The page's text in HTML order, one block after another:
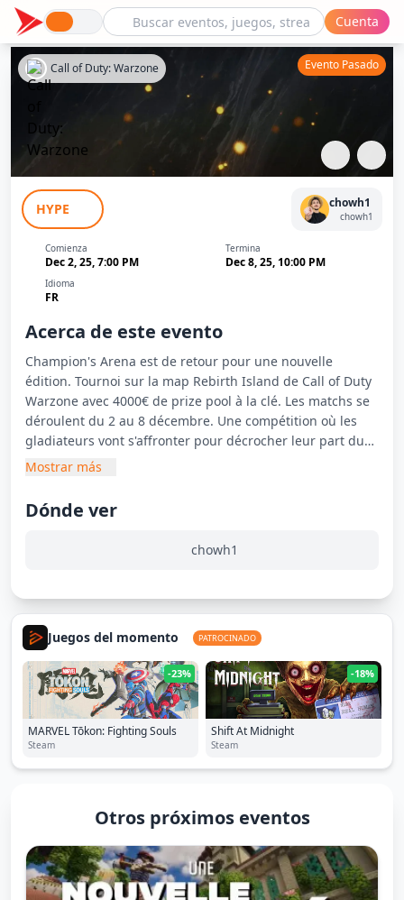
Cuenta
Champion's Arena - Édition 2025 -
Call of Duty: Warzone Evento Pasado
HYPE chowh1
chowh1
Comienza
Dec 2, 25, 7:00 PM
Termina
Dec 8, 25, 10:00 PM
Idioma
FR
Acerca de este evento
Champion's Arena est de retour pour une nouvelle
édition. Tournoi sur la map Rebirth Island de Call of Duty
Warzone avec 4000€ de prize pool à la clé. Les matchs se
déroulent du 2 au 8 décembre. Une compétition où les
gladiateurs vont s'affronter pour décrocher leur part du
butin.
Mostrar más
Dónde ver
chowh1
Juegos del momento PATROCINADO
-23%
MARVEL Tōkon: Fighting Souls
Steam
-18%
Shift At Midnight
Steam
Otros próximos eventos